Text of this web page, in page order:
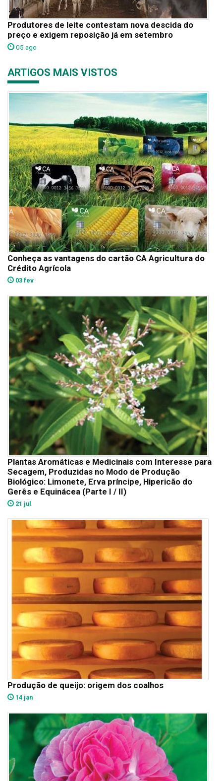
Produtores de leite contestam nova descida do
preço e exigem reposição já em setembro
05 ago
ARTIGOS MAIS VISTOS
Conheça as vantagens do cartão CA Agricultura do
Crédito Agrícola
03 fev
Plantas Aromáticas e Medicinais com Interesse para
Secagem, Produzidas no Modo de Produção
Biológico: Limonete, Erva príncipe, Hipericão do
Gerês e Equinácea (Parte I / II)
21 jul
Produção de queijo: origem dos coalhos
14 jan